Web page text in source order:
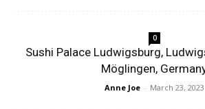
0
Sushi Palace Ludwigsburg,
Möglingen,
Anne Joe - March 23, 2023